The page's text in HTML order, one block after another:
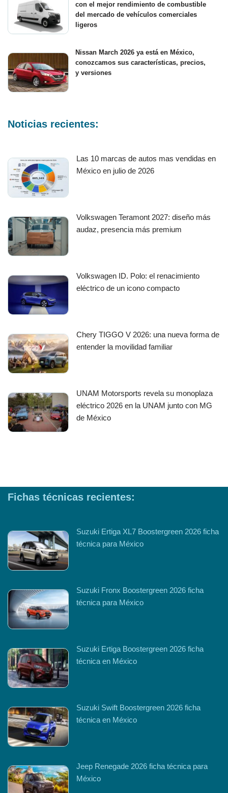
con el mejor rendimiento de combustible
del mercado de vehículos comerciales
ligeros
Nissan March 2026 ya está en México,
conozcamos sus características, precios,
y versiones
Noticias recientes:
Las 10 marcas de autos mas vendidas en
México en julio de 2026
Volkswagen Teramont 2027: diseño más
audaz, presencia más premium
Volkswagen ID. Polo: el renacimiento
eléctrico de un icono compacto
Chery TIGGO V 2026: una nueva forma de
entender la movilidad familiar
UNAM Motorsports revela su monoplaza
eléctrico 2026 en la UNAM junto con MG
de México
Fichas técnicas recientes:
Suzuki Ertiga XL7 Boostergreen 2026 ficha
técnica para México
Suzuki Fronx Boostergreen 2026 ficha
técnica para México
Suzuki Ertiga Boostergreen 2026 ficha
técnica en México
Suzuki Swift Boostergreen 2026 ficha
técnica en México
Jeep Renegade 2026 ficha técnica para
México